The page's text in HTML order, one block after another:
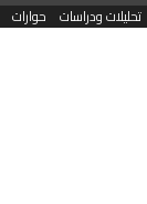
تحليلات ودراسات حوارات